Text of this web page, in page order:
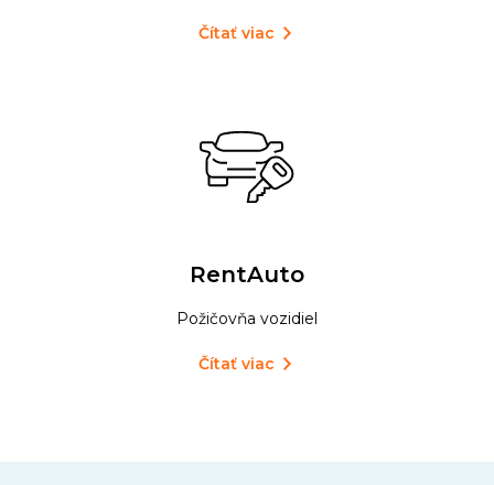
Čítať viac
RentAuto
Požičovňa vozidiel
Čítať viac